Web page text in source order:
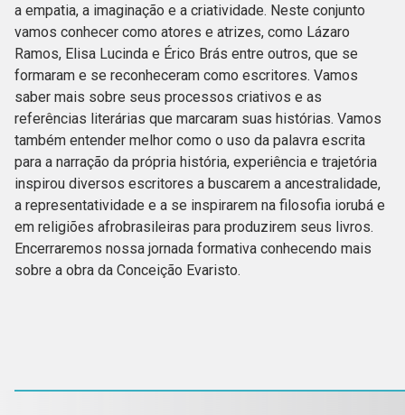
a empatia, a imaginação e a criatividade. Neste conjunto
vamos conhecer como atores e atrizes, como Lázaro
Ramos, Elisa Lucinda e Érico Brás entre outros, que se
formaram e se reconheceram como escritores. Vamos
saber mais sobre seus processos criativos e as
referências literárias que marcaram suas histórias. Vamos
também entender melhor como o uso da palavra escrita
para a narração da própria história, experiência e trajetória
inspirou diversos escritores a buscarem a ancestralidade,
a representatividade e a se inspirarem na filosofia iorubá e
em religiões afrobrasileiras para produzirem seus livros.
Encerraremos nossa jornada formativa conhecendo mais
sobre a obra da Conceição Evaristo.